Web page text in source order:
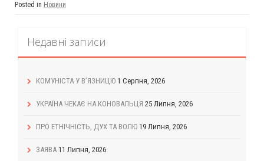
Posted in Новини
Недавні записи
КОМУНІСТА У В’ЯЗНИЦЮ 1 Серпня, 2026
УКРАЇНА ЧЕКАЄ НА КОНОВАЛЬЦЯ 25 Липня, 2026
ПРО ЕТНІЧНІСТЬ, ДУХ ТА ВОЛЮ 19 Липня, 2026
ЗАЯВА 11 Липня, 2026